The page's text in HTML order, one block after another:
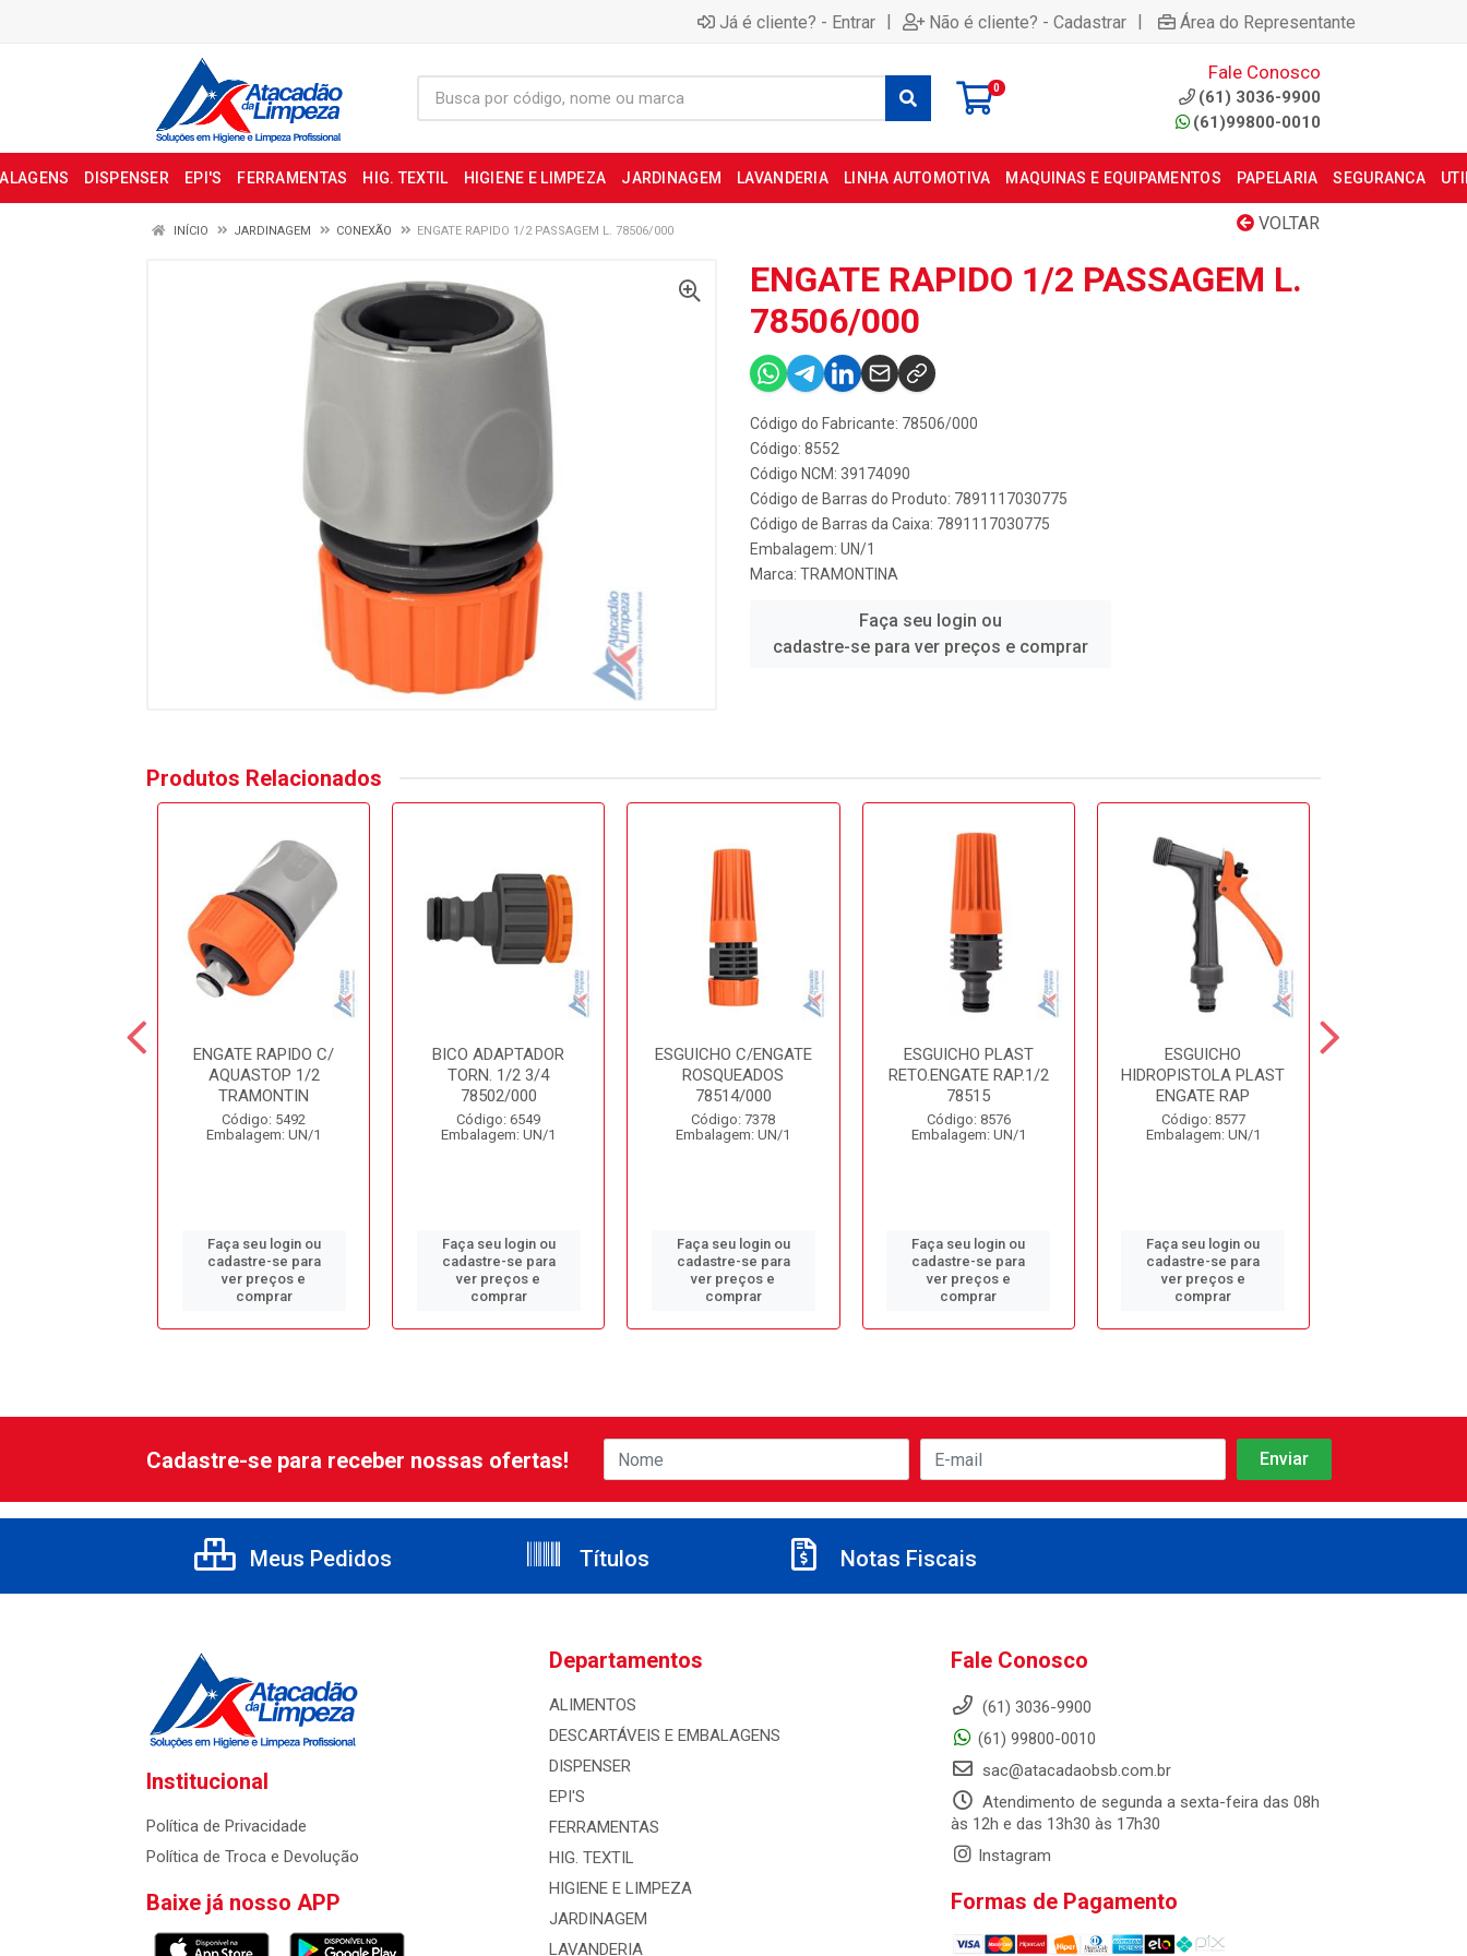
Já é cliente? - Entrar | Não é cliente? - Cadastrar | Área do Representante
0
Fale Conosco
(61) 3036-9900
(61)99800-0010
DISPENSER EPI'S FERRAMENTAS HIG. TEXTIL HIGIENE E LIMPEZA JARDINAGEM LAVANDERIA LINHA AUTOMOTIVA MAQUINAS E EQUIPAMENTOS PAPELARIA SEGURANCA
VOLTAR
INÍCIO JARDINAGEM CONEXÃO ENGATE RAPIDO 1/2 PASSAGEM L. 78506/000
ENGATE RAPIDO 1/2 PASSAGEM L.
78506/000
Código do Fabricante: 78506/000
Código: 8552
Código NCM: 39174090
Código de Barras do Produto: 7891117030775
Código de Barras da Caixa: 7891117030775
Embalagem: UN/1
Marca: TRAMONTINA
Faça seu login ou
cadastre-se para ver preços e comprar
Produtos Relacionados
ENGATE RAPIDO C/
AQUASTOP 1/2
TRAMONTIN
Código: 5492
Embalagem: UN/1
Faça seu login ou
cadastre-se para
ver preços e
comprar
BICO ADAPTADOR
TORN. 1/2 3/4
78502/000
Código: 6549
Embalagem: UN/1
Faça seu login ou
cadastre-se para
ver preços e
comprar
ESGUICHO C/ENGATE
ROSQUEADOS
78514/000
Código: 7378
Embalagem: UN/1
Faça seu login ou
cadastre-se para
ver preços e
comprar
ESGUICHO PLAST
RETO.ENGATE RAP.1/2
78515
Código: 8576
Embalagem: UN/1
Faça seu login ou
cadastre-se para
ver preços e
comprar
ESGUICHO
HIDROPISTOLA PLAST
ENGATE RAP
Código: 8577
Embalagem: UN/1
Faça seu login ou
cadastre-se para
ver preços e
comprar
Cadastre-se para receber nossas ofertas!
Meus Pedidos Títulos Notas Fiscais
Institucional
Política de Privacidade
Política de Troca e Devolução
Baixe já nosso APP
Departamentos
ALIMENTOS
DESCARTÁVEIS E EMBALAGENS
DISPENSER
EPI'S
FERRAMENTAS
HIG. TEXTIL
HIGIENE E LIMPEZA
JARDINAGEM
LAVANDERIA
Fale Conosco
(61) 3036-9900
(61) 99800-0010
sac@atacadaobsb.com.br
Atendimento de segunda a sexta-feira das 08h
às 12h e das 13h30 às 17h30
Instagram
Formas de Pagamento